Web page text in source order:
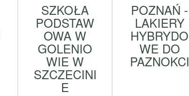
SZKOŁA
PODSTAW
OWA W
GOLENIO
WIE W
SZCZECINI
E
POZNAŃ -
LAKIERY
HYBRYDO
WE DO
PAZNOKCI